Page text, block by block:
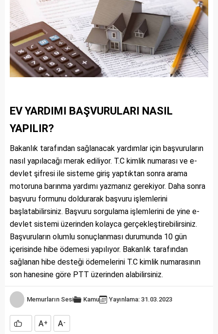
EV YARDIMI BAŞVURULARI NASIL
YAPILIR?
Bakanlık tarafından sağlanacak yardımlar için başvuruların
nasıl yapılacağı merak ediliyor. T.C kimlik numarası ve e-
devlet şifresi ile sisteme giriş yaptıktan sonra arama
motoruna barınma yardımı yazmanız gerekiyor. Daha sonra
başvuru formunu doldurarak başvuru işlemlerini
başlatabilirsiniz. Başvuru sorgulama işlemlerini de yine e-
devlet sistemi üzerinden kolayca gerçekleştirebilirsiniz.
Başvuruların olumlu sonuçlanması durumunda 10 gün
içerisinde hibe ödemesi yapılıyor. Bakanlık tarafından
sağlanan hibe desteği ödemelerini T.C kimlik numarasının
son hanesine göre PTT üzerinden alabilirsiniz.
Memurların Sesi Kamu Yayınlama: 31.03.2023
A+ A-